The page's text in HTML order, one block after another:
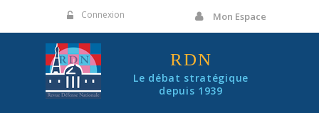
Connexion Mon Espace
RDN
Le débat stratégique
depuis 1939